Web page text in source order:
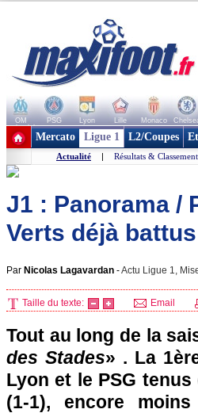
OM PSG Lyon Lille Monaco
+ de clubs
Mercato Ligue 1 L2/Coupes
Actualité | Résultats & Classement
J1 : Panorama /
Verts déjà
Par Nicolas Lagavardan -Actu Ligue 1,
Taille du texte: Email
Tout au long de la
des Stades» . La
Lyon et le PSG tenus
(1-1), encore